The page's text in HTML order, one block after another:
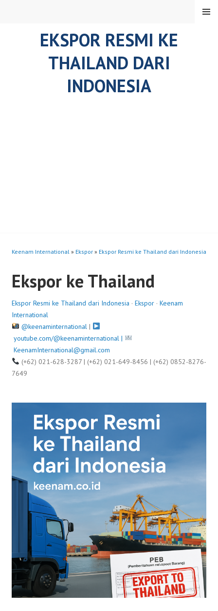
EKSPOR RESMI KE
THAILAND DARI
INDONESIA
MENU
Keenam International » Ekspor » Ekspor Resmi ke Thailand dari Indonesia
Ekspor ke Thailand
Ekspor Resmi ke Thailand dari Indonesia · Ekspor · Keenam
International
@keenaminternational|
youtube.com/@keenaminternational |
KeenamInternational@gmail.com
(+62) 021-628-3287 | (+62) 021-649-8456 | (+62) 0852-8276-
7649